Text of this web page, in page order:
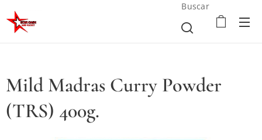
Buscar
Mild Madras Curry Powder
(TRS) 400g.